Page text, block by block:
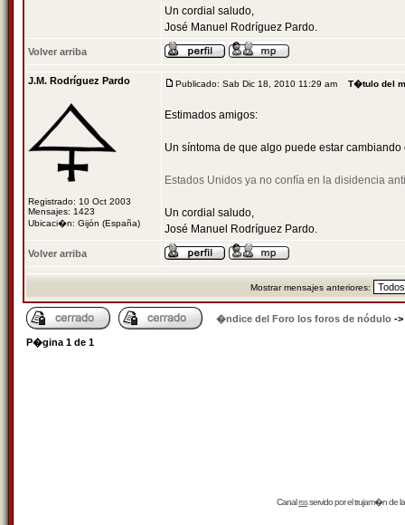
Un cordial saludo,
José Manuel Rodríguez Pardo.
Volver arriba
J.M. Rodríguez Pardo
Registrado: 10 Oct 2003
Mensajes: 1423
Ubicaci�n: Gijón (España)
Publicado: Sab Dic 18, 2010 11:29 am T�tulo del
Estimados amigos:
Un síntoma de que algo puede estar
Estados Unidos ya no confía en la disidencia
Un cordial saludo,
José Manuel Rodríguez Pardo.
Volver arriba
Mostrar mensajes anteriores:
�ndice del Foro los foros de nódulo ->
P�gina 1 de 1
Canalrssservido por eltrujam�nde